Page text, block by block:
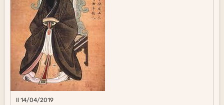
Il 14/04/2019